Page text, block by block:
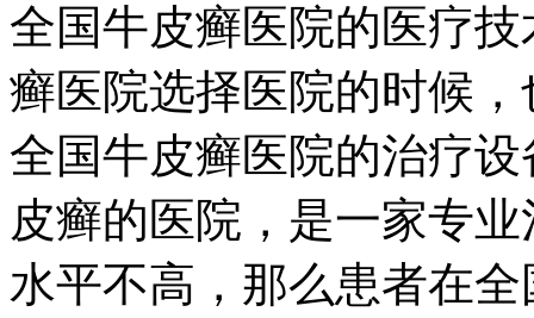
全国牛皮癣医院的医疗
癣医院选择医院的时候
全国牛皮癣医院的治疗
皮癣的医院，是一家专
水平不高，那么患者在